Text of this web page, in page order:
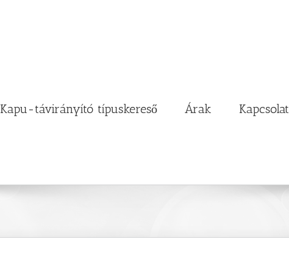
Kapu-távirányító típuskereső Árak Kapcsolat